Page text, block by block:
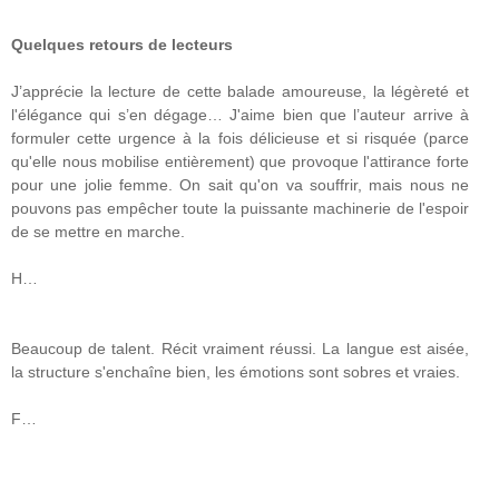
Quelques retours de lecteurs
J’apprécie la lecture de cette balade amoureuse, la légèreté et
l'élégance qui s’en dégage… J'aime bien que l’auteur arrive à
formuler cette urgence à la fois délicieuse et si risquée (parce
qu'elle nous mobilise entièrement) que provoque l'attirance forte
pour une jolie femme. On sait qu'on va souffrir, mais nous ne
pouvons pas empêcher toute la puissante machinerie de l'espoir
de se mettre en marche.
H…
Beaucoup de talent. Récit vraiment réussi. La langue est aisée,
la structure s'enchaîne bien, les émotions sont sobres et vraies.
F…